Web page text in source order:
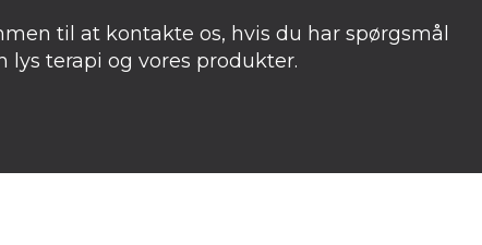
til at kontakte os, hvis du har spørgsmål
lys terapi og vores produkter.